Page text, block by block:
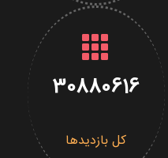
30880616
کل بازدیدها